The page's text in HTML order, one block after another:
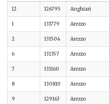
12 126795 Anghiari
1 131779 Arezzo
2 131504 Arezzo
6 131357 Arezzo
7 131160 Arezzo
8 130810 Arezzo
9 129163 Arezzo